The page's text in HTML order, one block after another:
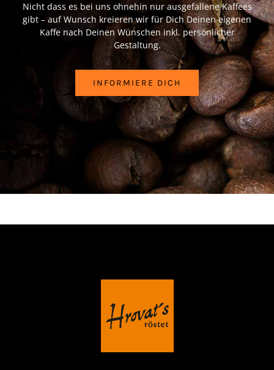
Nicht dass es bei uns ohnehin nur ausgefallene Kaffees
gibt – auf Wunsch kreieren wir für Dich Deinen eigenen
Kaffe nach Deinen Wünschen inkl. persönlicher
Gestaltung.
INFORMIERE DICH